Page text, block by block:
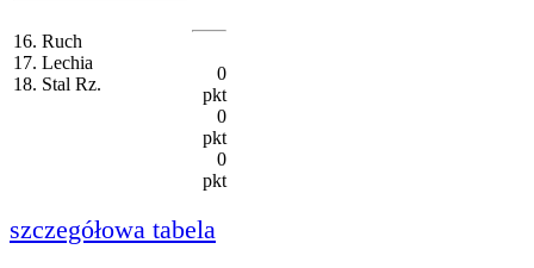
16. Ruch
17. Lechia
18. Stal Rz.
0
pkt
0
pkt
0
pkt
szczegółowa tabela